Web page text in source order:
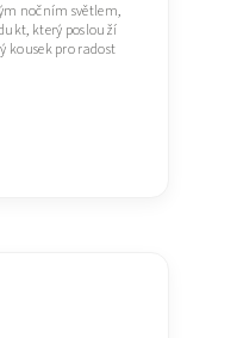
nočním světlem,
který poslouží
kousek pro radost